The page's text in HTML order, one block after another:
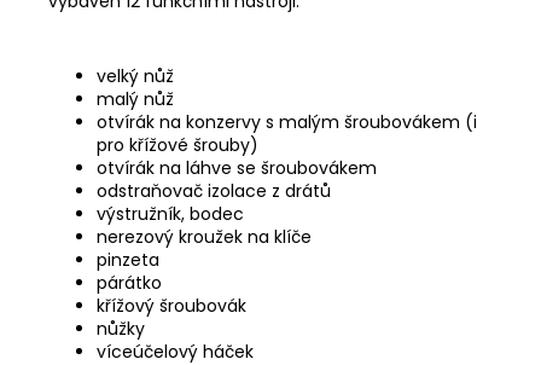
velký nůž
malý nůž
otvírák na konzervy s malým šroubovákem (i
pro křížové šrouby)
otvírák na láhve se šroubovákem
odstraňovač izolace z drátů
výstružník, bodec
nerezový kroužek na klíče
pinzeta
párátko
křížový šroubovák
nůžky
víceúčelový háček